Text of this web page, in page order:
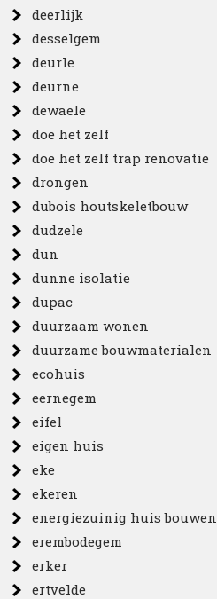
deerlijk
desselgem
deurle
deurne
dewaele
doe het zelf
doe het zelf trap renovatie
drongen
dubois houtskeletbouw
dudzele
dun
dunne isolatie
dupac
duurzaam wonen
duurzame bouwmaterialen
ecohuis
eernegem
eifel
eigen huis
eke
ekeren
energiezuinig huis bouwen
erembodegem
erker
ertvelde